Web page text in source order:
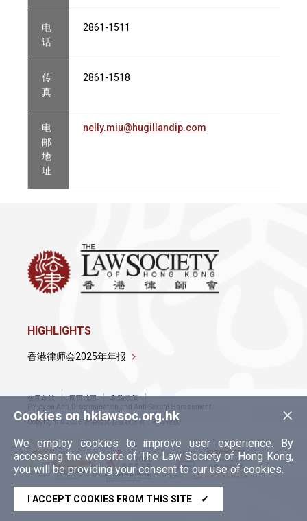
电
话
2861-1511
传
真
2861-1518
电
邮
地
址
nelly.miu@hugillandip.com
×
Cookies on hklawsoc.org.hk
We employ cookies to improve user experience. By
accessing the website of The Law Society of Hong Kong,
you will be providing your consent to our use of cookies.
I ACCEPT COOKIES FROM THIS SITE ✓
HIGHLIGHTS
香港律师会2025年年报
使用条款 网页地图
私隐政策
Policy on Anti-Discrimination and Anti-Sexual Harassment
Copyright © 2026 香港律师会版权所有，不得转载